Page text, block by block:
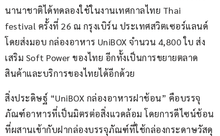
นานาชาติได้ทดลองใช้ในงานเทศกาลไทย Thai
festival ครั้งที่ 26 ณ กรุงเบิร์น ประเทศสวิตเซอร์แลนด์
โดยส่งมอบ กล่องอาหาร UniBOX จำนวน 4,800 ใบ ส่ง
เสริม Soft Power ของไทย อีกทั้งเป็นการขยายตลาด
สินค้าและบริการของไทยได้อีกด้วย
สิ่งประดิษฐ์ “UniBOX กล่องอาหารฝาช้อน” คือบรรจุ
ภัณฑ์อาหารที่เป็นมิตรต่อสิ่งแวดล้อม โดยการดีไซน์ช้อน
ที่ผสานเข้ากับฝากล่องบรรจุภัณฑ์ที่ใช้กล่องกระดาษวัสดุ